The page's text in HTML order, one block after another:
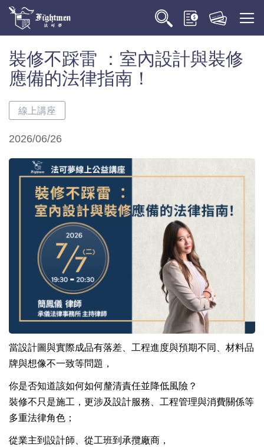
裝修不踩雷 ：室內設計與裝修
應備的法律指南！
線上講座
2026/06/26
當設計圖與實際成品有落差、工程進度與預期不同、材料品
牌與想像不一致等問題，
你是否知道該如何如何釐清責任並降低風險？
裝修不只是施工，更涉及設計服務、工程管理與消費關係等
多重法律角色；
從業主到設計師、從工班到承攬廠商，